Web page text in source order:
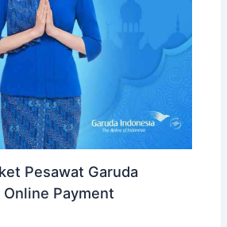
Pesawat Garuda
Payment